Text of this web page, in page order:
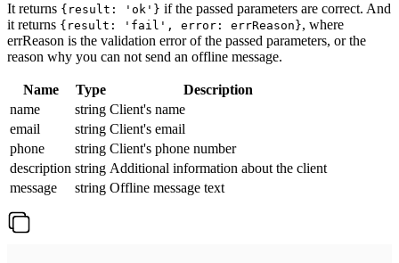
It returns {result: 'ok'} if the passed parameters are correct. And
it returns {result: 'fail', error: errReason}, where
errReason is the validation error of the passed parameters, or the
reason why you can not send an offline message.
Name Type
Description
name
string Client's name
email
string Client's email
phone
string Client's phone number
description string Additional information about the client
message
string Offline message text